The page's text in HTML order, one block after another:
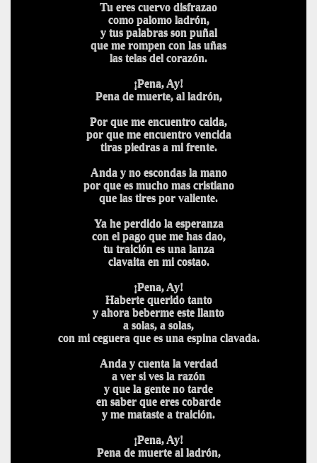
Tu eres cuervo disfrazao
como palomo ladrón,
y tus palabras son puñal
que me rompen con las uñas
las telas del corazón.
¡Pena, Ay!
Pena de muerte, al ladrón,
Por que me encuentro caida,
por que me encuentro vencida
tiras piedras a mi frente.
Anda y no escondas la mano
por que es mucho mas cristiano
que las tires por valiente.
Ya he perdido la esperanza
con el pago que me has dao,
tu traición es una lanza
clavaita en mi costao.
¡Pena, Ay!
Haberte querido tanto
y ahora beberme este llanto
a solas, a solas,
con mi ceguera que es una espina clavada.
Anda y cuenta la verdad
a ver si ves la razón
y que la gente no tarde
en saber que eres cobarde
y me mataste a traición.
¡Pena, Ay!
Pena de muerte al ladrón,